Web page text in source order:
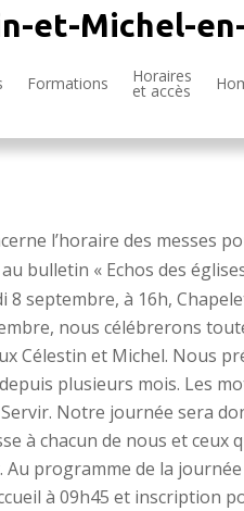
et-Michel-
Formations Horaires
et accès
l’horaire des messes
bulletin « Echos des
8 septembre, à 16h,
nous célébrerons
Célestin et Michel. Nous
plusieurs mois. Les
Notre journée sera
à chacun de nous et
Au programme de la journée
à 09h45 et inscription